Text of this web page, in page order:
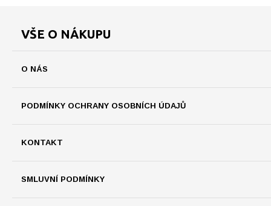
VŠE O NÁKUPU
O NÁS
PODMÍNKY OCHRANY OSOBNÍCH ÚDAJŮ
KONTAKT
SMLUVNÍ PODMÍNKY